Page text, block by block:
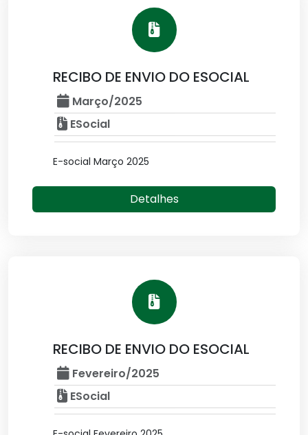
RECIBO DE ENVIO DO ESOCIAL
Março/2025
ESocial
E-social Março 2025
Detalhes
RECIBO DE ENVIO DO ESOCIAL
Fevereiro/2025
ESocial